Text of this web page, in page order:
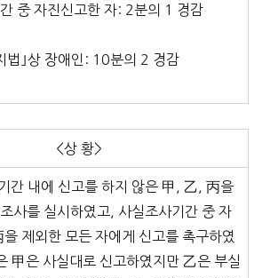
중 자진신고한 자: 2분의 1 경감
법｣상 장애인: 10분의 2 경감
<상 황>
간 내에 신고를 하지 않은 甲, 乙, 丙을
사를 실시하였고, 사실조사기간 중 자
제외한 모든 자에게 신고를 촉구하였
甲은 사실대로 신고하였지만 乙은 부실